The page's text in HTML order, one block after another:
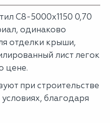
С8-5000х1150 0,70
одинаково
отделки крыши,
лист легок
цене.
при строительстве
благодаря